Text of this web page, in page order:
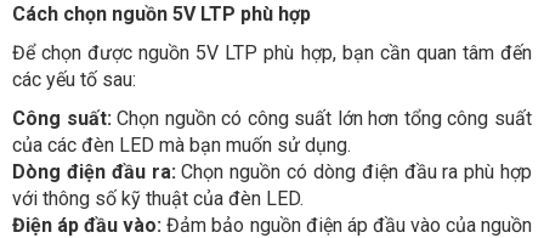
Cách chọn nguồn 5V LTP phù hợp
Để chọn được nguồn 5V LTP phù hợp, bạn cần quan tâm đến
các yếu tố sau:
Công suất:Chọn nguồn có công suất lớn hơn tổng công suất
của các đèn LED mà bạn muốn sử dụng.
Dòng điện đầu ra:Chọn nguồn có dòng điện đầu ra phù hợp
với thông số kỹ thuật của đèn LED.
Điện áp đầu vào: Đảm bảo nguồn điện áp đầu vào của nguồn